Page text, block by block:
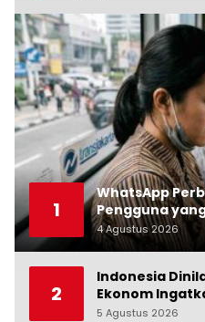
1
WhatsApp
Pengguna
4 Agustus 2026
2
Indonesia
Ekonom
Independensi
5 Agustus 2026